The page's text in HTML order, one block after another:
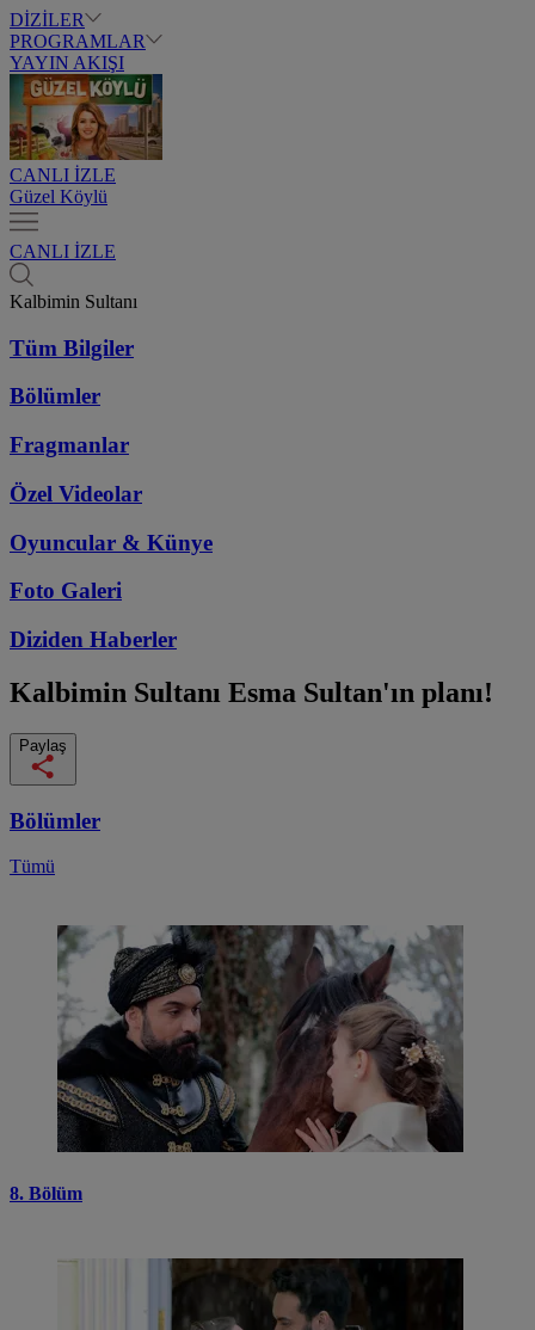
DİZİLER
PROGRAMLAR
YAYIN AKIŞI
CANLI İZLE
Güzel Köylü
CANLI İZLE
Kalbimin Sultanı
Tüm Bilgiler
Bölümler
Fragmanlar
Özel Videolar
Oyuncular & Künye
Foto Galeri
Diziden Haberler
Kalbimin Sultanı Esma Sultan'ın planı!
Paylaş
Bölümler
Tümü
8. Bölüm